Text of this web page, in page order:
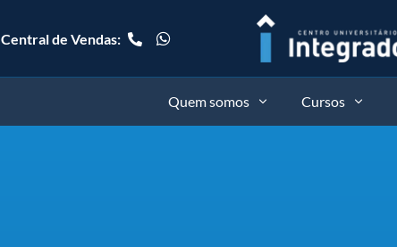
Central de Vendas:
Quem somos Cursos